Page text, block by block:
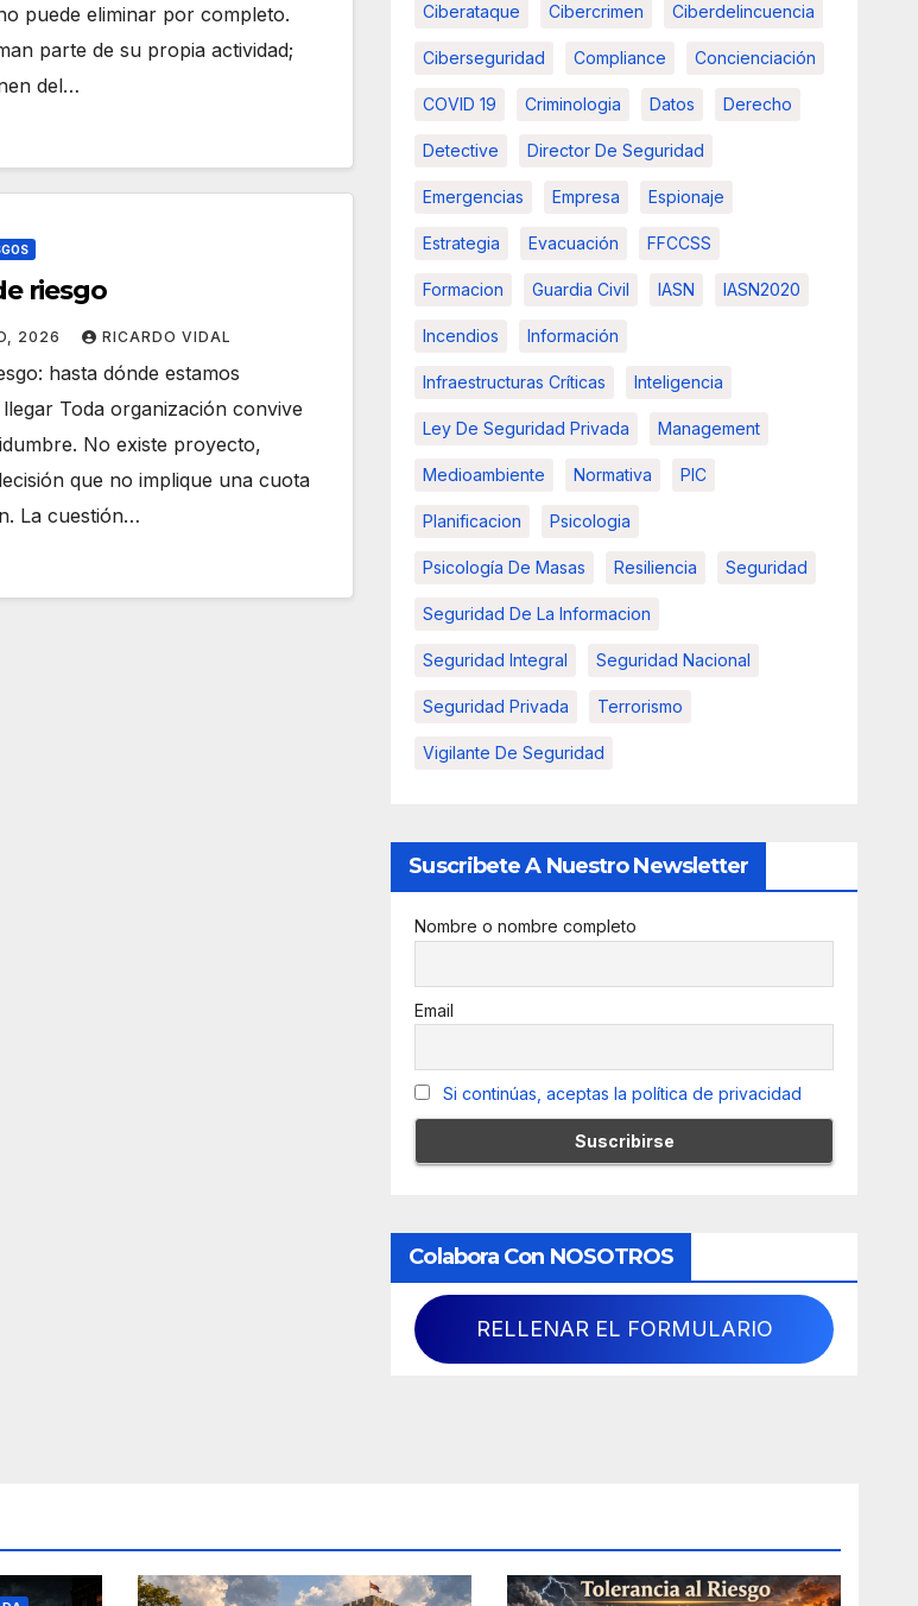
puede eliminar por completo.
parte de su propia actividad;
del…
riesgo
2026 RICARDO VIDAL
hasta dónde estamos
Toda organización convive
No existe proyecto,
que no implique una cuota
La cuestión…
Ciberataque Cibercrimen Ciberdelincuencia
Ciberseguridad Compliance Concienciación
COVID 19 Criminologia Datos Derecho
Detective Director De Seguridad
Emergencias Empresa Espionaje
Estrategia Evacuación FFCCSS
Formacion Guardia Civil IASN IASN2020
Incendios Información
Infraestructuras Críticas Inteligencia
Ley De Seguridad Privada Management
Medioambiente Normativa PIC
Planificacion Psicologia
Psicología De Masas Resiliencia Seguridad
Seguridad De La Informacion
Seguridad Integral Seguridad Nacional
Seguridad Privada Terrorismo
Vigilante De Seguridad
Suscribete A Nuestro Newsletter
Nombre o nombre completo
Email
Si continúas, aceptas la política de privacidad
Colabora Con NOSOTROS
RELLENAR EL FORMULARIO